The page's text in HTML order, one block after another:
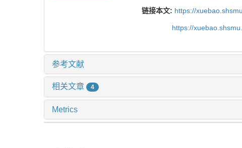
链接本文: https://
https://
参考文献
相关文章 4
Metrics